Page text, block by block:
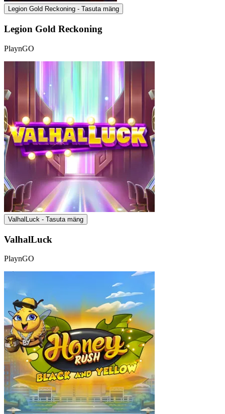
Legion Gold Reckoning - Tasuta mäng
Legion Gold Reckoning
PlaynGO
ValhalLuck - Tasuta mäng
ValhalLuck
PlaynGO